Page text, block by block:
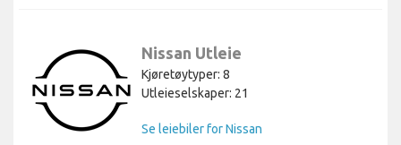
Nissan Utleie
Kjøretøytyper: 8
Utleieselskaper: 21
Se leiebiler for Nissan